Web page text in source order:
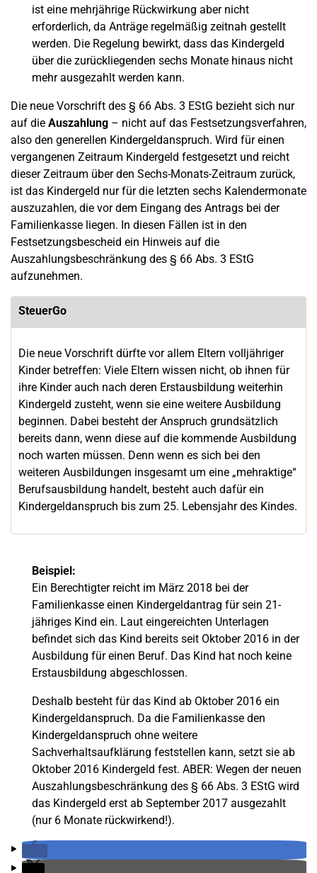
ist eine mehrjährige Rückwirkung aber nicht
erforderlich, da Anträge regelmäßig zeitnah gestellt
werden. Die Regelung bewirkt, dass das Kindergeld
über die zurückliegenden sechs Monate hinaus nicht
mehr ausgezahlt werden kann.
Die neue Vorschrift des § 66 Abs. 3 EStG bezieht sich nur
auf die Auszahlung – nicht auf das Festsetzungsverfahren,
also den generellen Kindergeldanspruch. Wird für einen
vergangenen Zeitraum Kindergeld festgesetzt und reicht
dieser Zeitraum über den Sechs-Monats-Zeitraum zurück,
ist das Kindergeld nur für die letzten sechs Kalendermonate
auszuzahlen, die vor dem Eingang des Antrags bei der
Familienkasse liegen. In diesen Fällen ist in den
Festsetzungsbescheid ein Hinweis auf die
Auszahlungsbeschränkung des § 66 Abs. 3 EStG
aufzunehmen.
SteuerGo
Die neue Vorschrift dürfte vor allem Eltern volljähriger
Kinder betreffen: Viele Eltern wissen nicht, ob ihnen für
ihre Kinder auch nach deren Erstausbildung weiterhin
Kindergeld zusteht, wenn sie eine weitere Ausbildung
beginnen. Dabei besteht der Anspruch grundsätzlich
bereits dann, wenn diese auf die kommende Ausbildung
noch warten müssen. Denn wenn es sich bei den
weiteren Ausbildungen insgesamt um eine „mehraktige“
Berufsausbildung handelt, besteht auch dafür ein
Kindergeldanspruch bis zum 25. Lebensjahr des Kindes.
Beispiel:
Ein Berechtigter reicht im März 2018 bei der
Familienkasse einen Kindergeldantrag für sein 21-
jähriges Kind ein. Laut eingereichten Unterlagen
befindet sich das Kind bereits seit Oktober 2016 in der
Ausbildung für einen Beruf. Das Kind hat noch keine
Erstausbildung abgeschlossen.
Deshalb besteht für das Kind ab Oktober 2016 ein
Kindergeldanspruch. Da die Familienkasse den
Kindergeldanspruch ohne weitere
Sachverhaltsaufklärung feststellen kann, setzt sie ab
Oktober 2016 Kindergeld fest. ABER: Wegen der neuen
Auszahlungsbeschränkung des § 66 Abs. 3 EStG wird
das Kindergeld erst ab September 2017 ausgezahlt
(nur 6 Monate rückwirkend!).